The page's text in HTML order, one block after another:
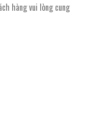
hàng vui lòng cung